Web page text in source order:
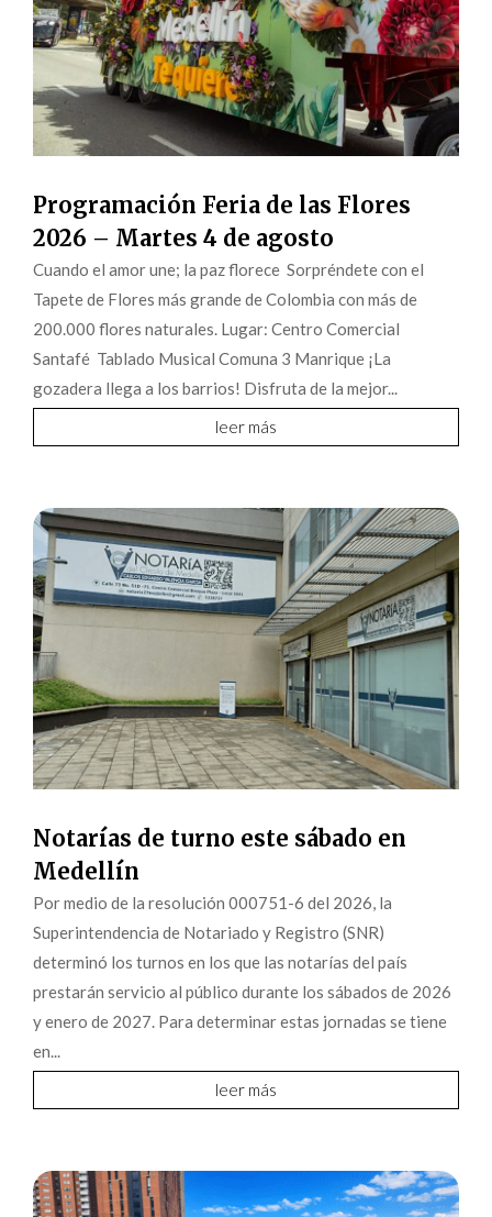
Programación Feria de las Flores
2026 – Martes 4 de agosto
Cuando el amor une; la paz florece Sorpréndete con el
Tapete de Flores más grande de Colombia con más de
200.000 flores naturales. Lugar: Centro Comercial
Santafé Tablado Musical Comuna 3 Manrique ¡La
gozadera llega a los barrios! Disfruta de la mejor...
leer más
Notarías de turno este sábado en
Medellín
Por medio de la resolución 000751-6 del 2026, la
Superintendencia de Notariado y Registro (SNR)
determinó los turnos en los que las notarías del país
prestarán servicio al público durante los sábados de 2026
y enero de 2027. Para determinar estas jornadas se tiene
en...
leer más